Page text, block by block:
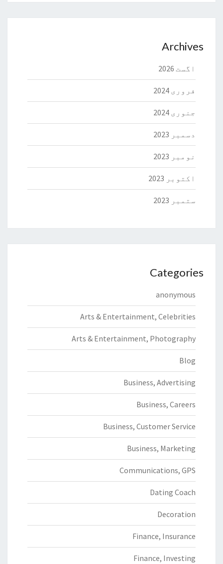
Archives
اگست 2026
فروری 2024
جنوری 2024
دسمبر 2023
نومبر 2023
اکتوبر 2023
ستمبر 2023
Categories
anonymous
Arts & Entertainment, Celebrities
Arts & Entertainment, Photography
Blog
Business, Advertising
Business, Careers
Business, Customer Service
Business, Marketing
Communications, GPS
Dating Coach
Decoration
Finance, Insurance
Finance, Investing